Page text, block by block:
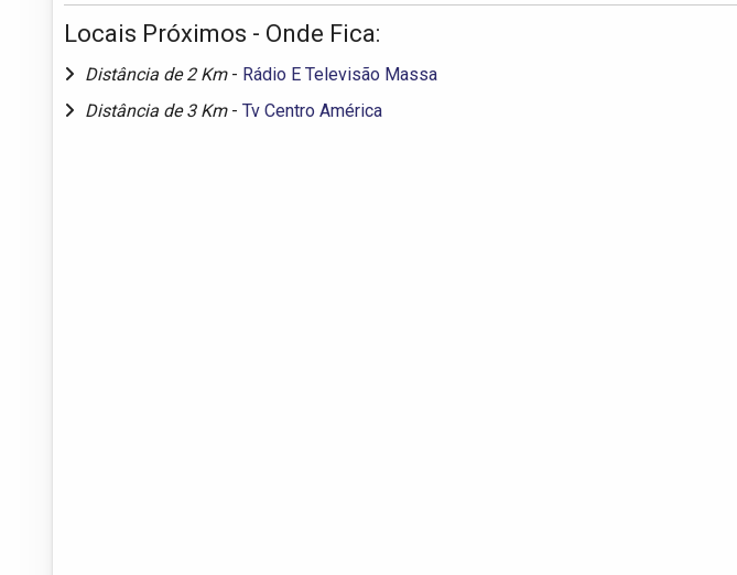
Locais Próximos - Onde Fica:
Distância de 2 Km - Rádio E Televisão Massa
Distância de 3 Km - Tv Centro América